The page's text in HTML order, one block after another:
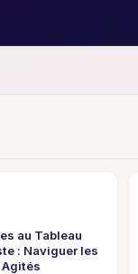
au Tableau
: Naviguer les